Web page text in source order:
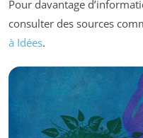
Pour davantage
consulter des sources
à Idées.